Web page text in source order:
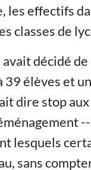
les effectifs
classes de
décidé de
élèves et
dire stop
lesquels
sans